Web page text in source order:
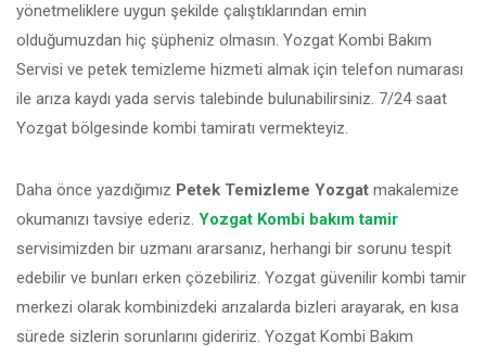
yönetmeliklere uygun şekilde çalıştıklarından emin
olduğumuzdan hiç şüpheniz olmasın. Yozgat Kombi Bakım
Servisi ve petek temizleme hizmeti almak için telefon numarası
ile arıza kaydı yada servis talebinde bulunabilirsiniz. 7/24 saat
Yozgat bölgesinde kombi tamiratı vermekteyiz.
Daha önce yazdığımız Petek Temizleme Yozgat makalemize
okumanızı tavsiye ederiz. Yozgat Kombi bakım tamir
servisimizden bir uzmanı ararsanız, herhangi bir sorunu tespit
edebilir ve bunları erken çözebiliriz. Yozgat güvenilir kombi tamir
merkezi olarak kombinizdeki arızalarda bizleri arayarak, en kısa
sürede sizlerin sorunlarını gideririz. Yozgat Kombi Bakım